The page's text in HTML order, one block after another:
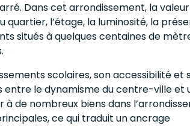
Dans cet arrondissement, la valeur
l’étage, la luminosité, la
situés à quelques centaines de
scolaires, son accessibilité et
le dynamisme du centre-ville et
de nombreux biens dans
ce qui traduit un ancrage